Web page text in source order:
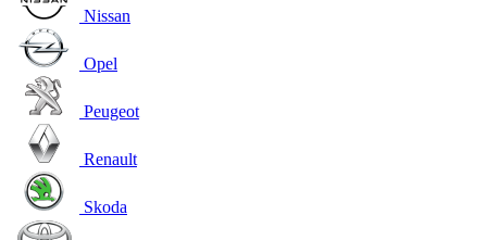
Nissan
Opel
Peugeot
Renault
Skoda